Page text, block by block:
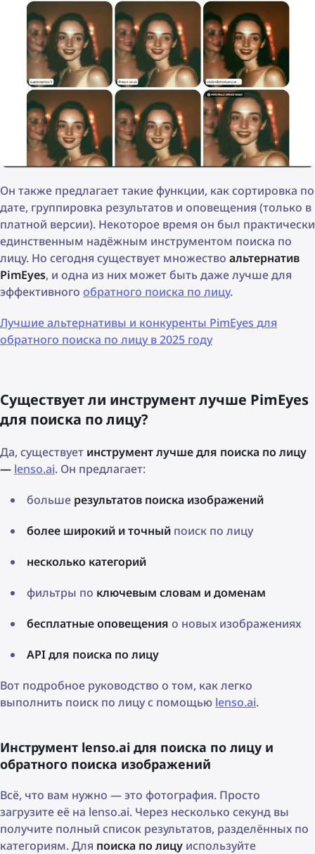
Он также предлагает такие функции, как сортировка по
дате, группировка результатов и оповещения (только в
платной версии). Некоторое время он был практически
единственным надёжным инструментом поиска по
лицу. Но сегодня существует множество альтернатив
PimEyes, и одна из них может быть даже лучше для
эффективного обратного поиска по лицу.
Лучшие альтернативы и конкуренты PimEyes для
обратного поиска по лицу в 2025 году
Существует ли инструмент лучше PimEyes
для поиска по лицу?
Да, существует инструмент лучше для поиска по лицу
— lenso.ai. Он предлагает:
больше результатов поиска изображений
более широкий и точный поиск по лицу
несколько категорий
фильтры по ключевым словам и доменам
бесплатные оповещения о новых изображениях
API для поиска по лицу
Вот подробное руководство о том, как легко
выполнить поиск по лицу с помощью lenso.ai.
Инструмент lenso.ai для поиска по лицу и
обратного поиска изображений
Всё, что вам нужно — это фотография. Просто
загрузите её на lenso.ai. Через несколько секунд вы
получите полный список результатов, разделённых по
категориям. Для поиска по лицу используйте